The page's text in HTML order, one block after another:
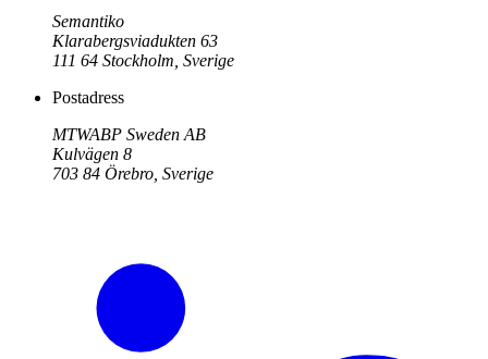
Semantiko
Klarabergsviadukten 63
111 64 Stockholm Sverige
Postadress
MTWABP Sweden AB
Kulvägen 8
703 84 Örebro Sverige